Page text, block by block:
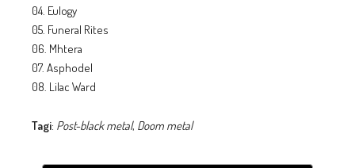
04. Eulogy
05. Funeral Rites
06. Mhtera
07. Asphodel
08. Lilac Ward
Tagi: Post-black metal, Doom metal